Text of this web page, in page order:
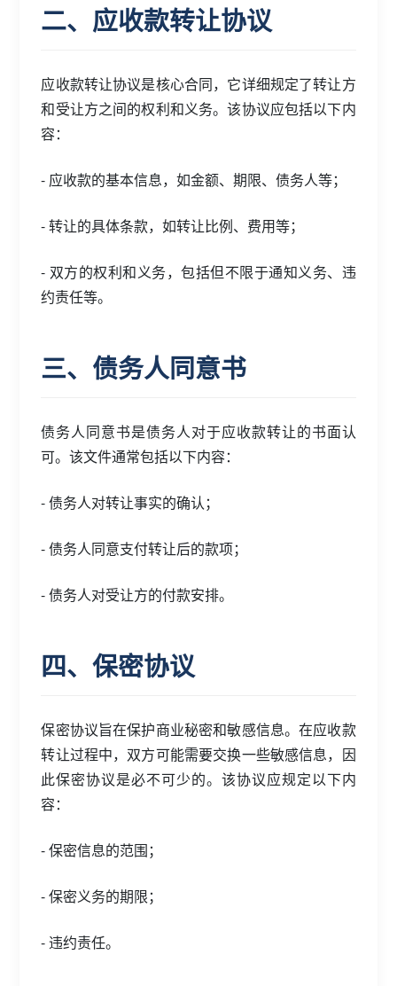
二、应收款转让协议
应收款转让协议是核心合同，它详细规定了转让方
和受让方之间的权利和义务。该协议应包括以下内
容：
- 应收款的基本信息，如金额、期限、债务人等；
- 转让的具体条款，如转让比例、费用等；
- 双方的权利和义务，包括但不限于通知义务、违
约责任等。
三、债务人同意书
债务人同意书是债务人对于应收款转让的书面认
可。该文件通常包括以下内容：
- 债务人对转让事实的确认；
- 债务人同意支付转让后的款项；
- 债务人对受让方的付款安排。
四、保密协议
保密协议旨在保护商业秘密和敏感信息。在应收款
转让过程中，双方可能需要交换一些敏感信息，因
此保密协议是必不可少的。该协议应规定以下内
容：
- 保密信息的范围；
- 保密义务的期限；
- 违约责任。